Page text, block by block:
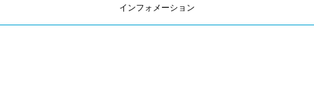
インフォメーション